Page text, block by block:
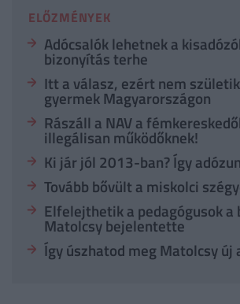
ELŐZMÉNYEK
Adócsalók lehetnek a
bizonyítás terhe
Itt a válasz, ezért nem
gyermek Magyarországon
Rászáll a NAV a
illegálisan működőknek!
Ki jár jól 2013-ban? Így
Tovább bővült a miskolci
Elfelejthetik a pedagógusok a
Matolcsy bejelentette
Így úszhatod meg Matolcsy